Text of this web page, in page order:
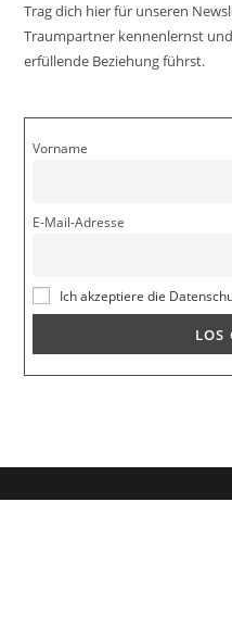
Trag dich hier für unseren
Traumpartner kennenlernst
erfüllende Beziehung führst.
Vorname
E-Mail-Adresse
Ich akzeptiere die